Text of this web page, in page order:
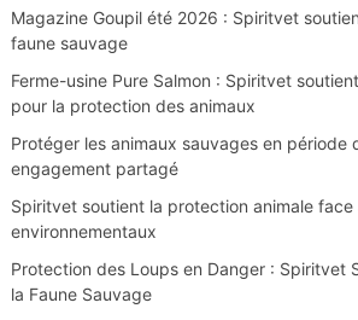
Magazine Goupil été 2026 : Spiritvet
faune sauvage
Ferme-usine Pure Salmon : Spiritvet
pour la protection des animaux
Protéger les animaux sauvages en période
engagement partagé
Spiritvet soutient la protection animale face
environnementaux
Protection des Loups en Danger : Spiritvet
la Faune Sauvage